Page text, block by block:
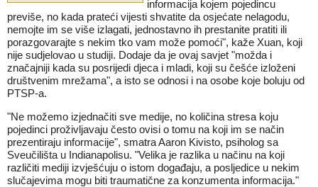
informacija kojem pojedincu
previše, no kada prateći vijesti shvatite da osjećate nelagodu,
nemojte im se više izlagati, jednostavno ih prestanite pratiti ili
porazgovarajte s nekim tko vam može pomoći", kaže Xuan, koji
nije sudjelovao u studiji. Dodaje da je ovaj savjet "možda i
značajniji kada su posrijedi djeca i mladi, koji su češće izloženi
društvenim mrežama", a isto se odnosi i na osobe koje boluju od
PTSP-a.
"Ne možemo izjednačiti sve medije, no količina stresa koju
pojedinci proživljavaju često ovisi o tomu na koji im se način
prezentiraju informacije", smatra Aaron Kivisto, psiholog sa
Sveučilišta u Indianapolisu. "Velika je razlika u načinu na koji
različiti mediji izvješćuju o istom događaju, a posljedice u nekim
slučajevima mogu biti traumatične za konzumenta informacija."